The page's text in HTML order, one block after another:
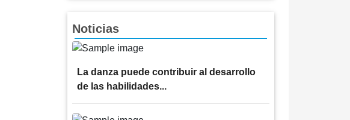
Noticias
La danza puede contribuir al desarrollo
de las habilidades...